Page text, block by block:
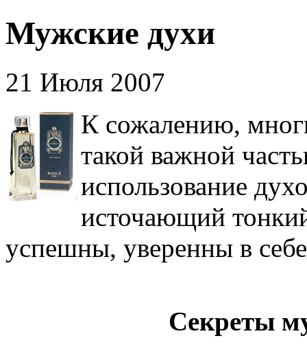
Мужские духи
21 Июля 2007
К сожалению,
такой важной
использование
источающий
успешны, уверенны в
Секреты